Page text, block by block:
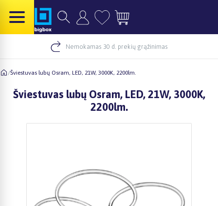
Nemokamas 30 d. prekių grąžinimas
/Šviestuvas lubų Osram, LED, 21W, 3000K, 2200lm.
Šviestuvas lubų Osram, LED, 21W, 3000K,
2200lm.